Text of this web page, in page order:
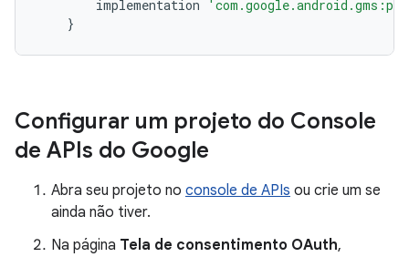
implementation
}
Configurar um projeto do Console
de APIs do Google
Abra seu projeto no console de APIs ou crie um se
ainda não tiver.
Na página Tela de consentimento OAuth,